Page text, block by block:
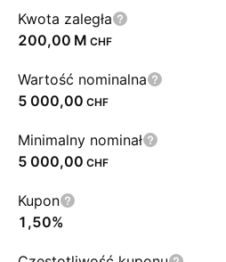
Kwota zaległa
‪200,00 M‬ CHF
Wartość nominalna
5 000,00 CHF
Minimalny nominał
5 000,00 CHF
Kupon
1,50%